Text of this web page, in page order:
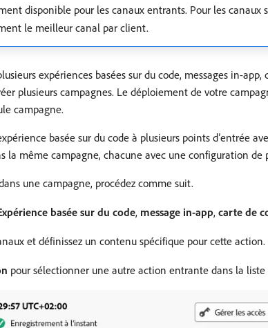
disponible pour les canaux entrants. Pour les canaux
le meilleur canal par client.
expériences basées sur du code, messages in-
plusieurs campagnes. Le déploiement de votre
campagne.
basée sur du code à plusieurs points d’entrée
la même campagne, chacune avec une configuration de
une campagne, procédez comme suit.
basée sur du code, message in-app, carte de
et définissez un contenu spécifique pour cette action.
pour sélectionner une autre action entrante dans la liste